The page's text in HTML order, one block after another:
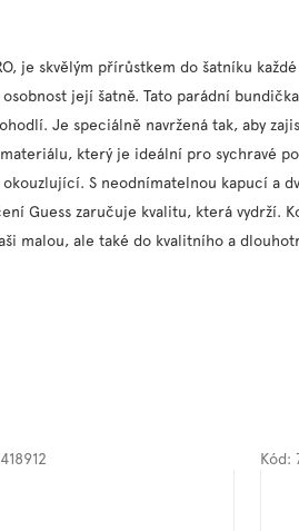
je skvělým přírůstkem do šatníku
její šatně. Tato parádní
Je speciálně navržená tak, aby
který je ideální pro sychravé
S neodnímatelnou kapucí a
Guess zaručuje kvalitu, která vydrží.
malou, ale také do kvalitního a
Kód: